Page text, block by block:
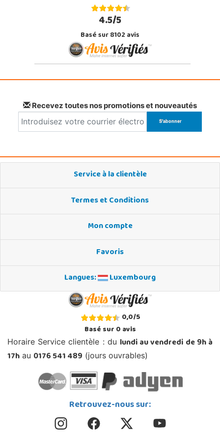
4.5/5
Basé sur 8102 avis
Recevez toutes nos promotions et nouveautés
Service à la clientèle
Termes et Conditions
Mon compte
Favoris
Langues:
Luxembourg
0,0/5
Basé sur0avis
Horaire Service clientèle : du lundi au vendredi de 9h à
17h au 0176 541 489 (jours ouvrables)
Retrouvez-nous sur: